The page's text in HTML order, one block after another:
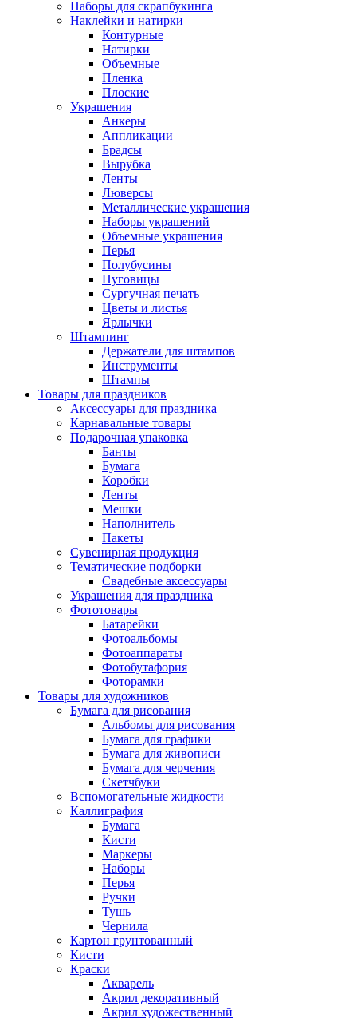
Наборы для скрапбукинга
Наклейки и натирки
Контурные
Натирки
Объемные
Пленка
Плоские
Украшения
Анкеры
Аппликации
Брадсы
Вырубка
Ленты
Люверсы
Металлические украшения
Наборы украшений
Объемные украшения
Перья
Полубусины
Пуговицы
Сургучная печать
Цветы и листья
Ярлычки
Штампинг
Держатели для штампов
Инструменты
Штампы
Товары для праздников
Аксессуары для праздника
Карнавальные товары
Подарочная упаковка
Банты
Бумага
Коробки
Ленты
Мешки
Наполнитель
Пакеты
Сувенирная продукция
Тематические подборки
Свадебные аксессуары
Украшения для праздника
Фототовары
Батарейки
Фотоальбомы
Фотоаппараты
Фотобутафория
Фоторамки
Товары для художников
Бумага для рисования
Альбомы для рисования
Бумага для графики
Бумага для живописи
Бумага для черчения
Скетчбуки
Вспомогательные жидкости
Каллиграфия
Бумага
Кисти
Маркеры
Наборы
Перья
Ручки
Тушь
Чернила
Картон грунтованный
Кисти
Краски
Акварель
Акрил декоративный
Акрил художественный